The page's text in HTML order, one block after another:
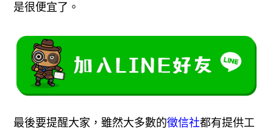
是很便宜了。
最後要提醒大家，雖然大多數的徵信社都有提供工